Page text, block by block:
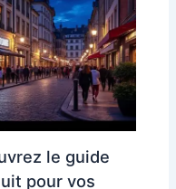
le guide
pour vos